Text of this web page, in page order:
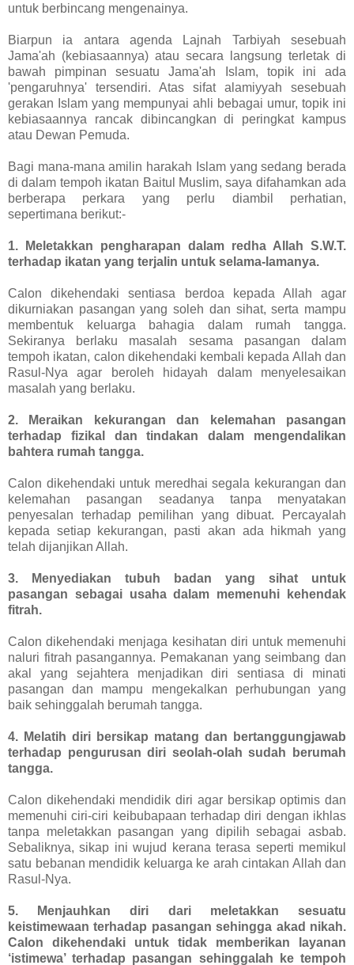
untuk berbincang mengenainya.
Biarpun ia antara agenda Lajnah Tarbiyah sesebuah
Jama'ah (kebiasaannya) atau secara langsung terletak di
bawah pimpinan sesuatu Jama'ah Islam, topik ini ada
'pengaruhnya' tersendiri. Atas sifat alamiyyah sesebuah
gerakan Islam yang mempunyai ahli bebagai umur, topik ini
kebiasaannya rancak dibincangkan di peringkat kampus
atau Dewan Pemuda.
Bagi mana-mana amilin harakah Islam yang sedang berada
di dalam tempoh ikatan Baitul Muslim, saya difahamkan ada
berberapa perkara yang perlu diambil perhatian,
sepertimana berikut:-
1. Meletakkan pengharapan dalam redha Allah S.W.T.
terhadap ikatan yang terjalin untuk selama-lamanya.
Calon dikehendaki sentiasa berdoa kepada Allah agar
dikurniakan pasangan yang soleh dan sihat, serta mampu
membentuk keluarga bahagia dalam rumah tangga.
Sekiranya berlaku masalah sesama pasangan dalam
tempoh ikatan, calon dikehendaki kembali kepada Allah dan
Rasul-Nya agar beroleh hidayah dalam menyelesaikan
masalah yang berlaku.
2. Meraikan kekurangan dan kelemahan pasangan
terhadap fizikal dan tindakan dalam mengendalikan
bahtera rumah tangga.
Calon dikehendaki untuk meredhai segala kekurangan dan
kelemahan pasangan seadanya tanpa menyatakan
penyesalan terhadap pemilihan yang dibuat. Percayalah
kepada setiap kekurangan, pasti akan ada hikmah yang
telah dijanjikan Allah.
3. Menyediakan tubuh badan yang sihat untuk
pasangan sebagai usaha dalam memenuhi kehendak
fitrah.
Calon dikehendaki menjaga kesihatan diri untuk memenuhi
naluri fitrah pasangannya. Pemakanan yang seimbang dan
akal yang sejahtera menjadikan diri sentiasa di minati
pasangan dan mampu mengekalkan perhubungan yang
baik sehinggalah berumah tangga.
4. Melatih diri bersikap matang dan bertanggungjawab
terhadap pengurusan diri seolah-olah sudah berumah
tangga.
Calon dikehendaki mendidik diri agar bersikap optimis dan
memenuhi ciri-ciri keibubapaan terhadap diri dengan ikhlas
tanpa meletakkan pasangan yang dipilih sebagai asbab.
Sebaliknya, sikap ini wujud kerana terasa seperti memikul
satu bebanan mendidik keluarga ke arah cintakan Allah dan
Rasul-Nya.
5. Menjauhkan diri dari meletakkan sesuatu
keistimewaan terhadap pasangan sehingga akad nikah.
Calon dikehendaki untuk tidak memberikan layanan
‘istimewa’ terhadap pasangan sehinggalah ke tempoh